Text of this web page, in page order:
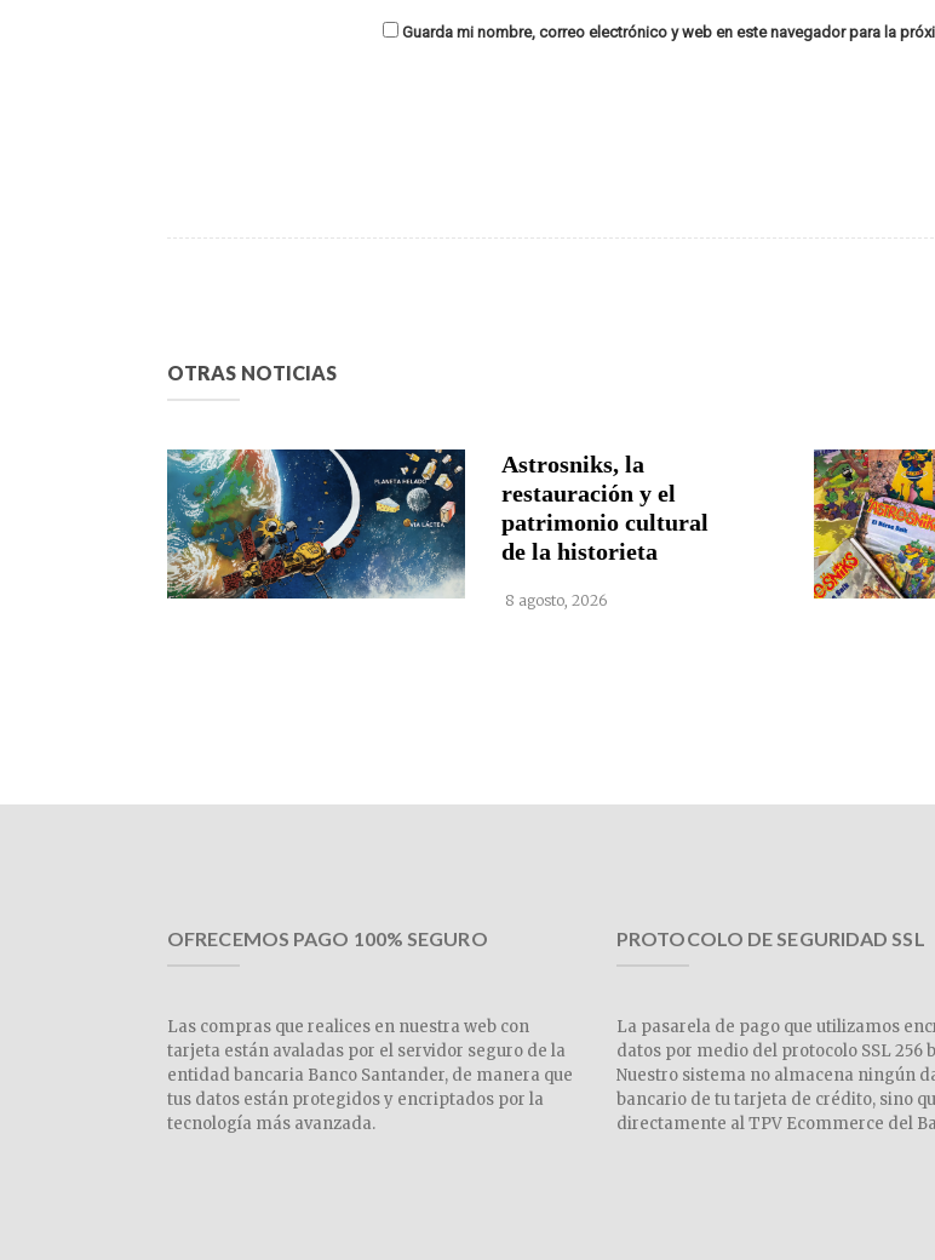
Guarda mi nombre, correo electrónico y web en este navegador para la
OTRAS NOTICIAS
Astrosniks, la
restauración y el
patrimonio cultural
de la historieta
8 agosto, 2026
OFRECEMOS PAGO 100% SEGURO
Las compras que realices en nuestra web con
tarjeta están avaladas por el servidor seguro de la
entidad bancaria Banco Santander, de manera que
tus datos están protegidos y encriptados por la
tecnología más avanzada.
PROTOCOLO DE SEGURIDAD SSL
La pasarela de pago que utilizamos
datos por medio del protocolo SSL 256
Nuestro sistema no almacena ningún
bancario de tu tarjeta de crédito, sino
directamente al TPV Ecommerce del